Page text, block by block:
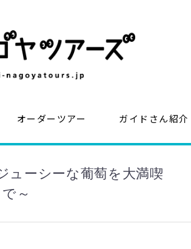
オーダーツアー ガイドさん紹介
ューシーな葡萄を大満喫
～